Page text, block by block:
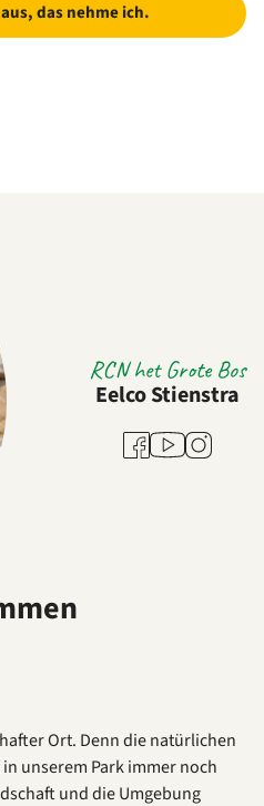
das nehme ich.
RCN het Grote Bos
Eelco Stienstra
Facebook
YoutubeInstagram
Ort. Denn die natürlichen
unserem Park immer noch
und die Umgebung